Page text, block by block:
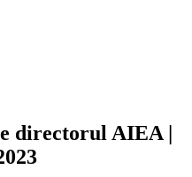
directorul AIEA |